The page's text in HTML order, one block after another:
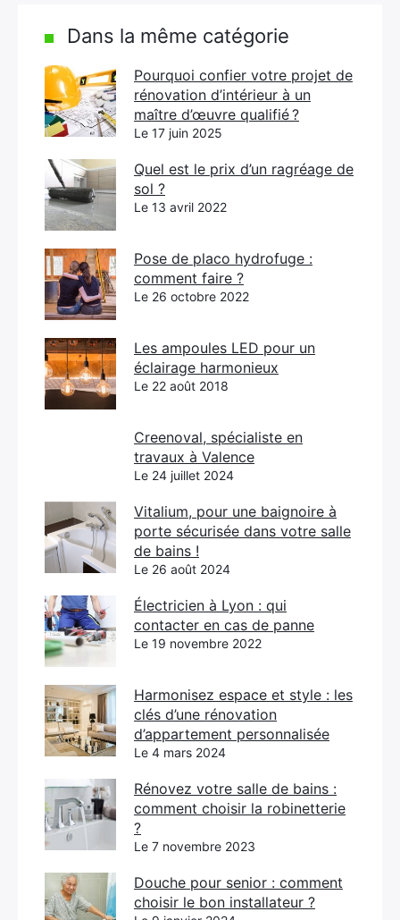
Dans la même catégorie
Pourquoi confier votre projet de
rénovation d’intérieur à un
maître d’œuvre qualifié ?
Le 17 juin 2025
Quel est le prix d’un ragréage de
sol ?
Le 13 avril 2022
Pose de placo hydrofuge :
comment faire ?
Le 26 octobre 2022
Les ampoules LED pour un
éclairage harmonieux
Le 22 août 2018
Creenoval, spécialiste en
travaux à Valence
Le 24 juillet 2024
Vitalium, pour une baignoire à
porte sécurisée dans votre salle
de bains !
Le 26 août 2024
Électricien à Lyon : qui
contacter en cas de panne
Le 19 novembre 2022
Harmonisez espace et style : les
clés d’une rénovation
d’appartement personnalisée
Le 4 mars 2024
Rénovez votre salle de bains :
comment choisir la robinetterie
?
Le 7 novembre 2023
Douche pour senior : comment
choisir le bon installateur ?